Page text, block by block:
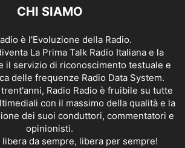
CHI SIAMO
è l'Evoluzione della Radio.
La Prima Talk Radio Italiana e la
il servizio di riconoscimento testuale e
delle frequenze Radio Data System.
Radio Radio è fruibile su tutte
con il massimo della qualità e la
dei suoi conduttori, commentatori e
opinionisti.
libera da sempre, libera per sempre!